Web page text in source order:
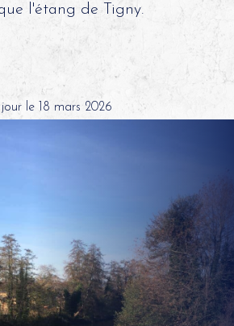
l'étang de Tigny.
le 18 mars 2026